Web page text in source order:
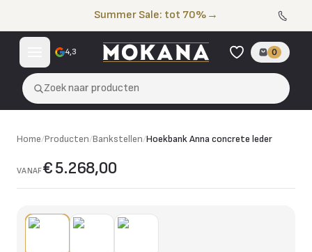
Summer Sale: tot 70% →
4,3 0
Zoek naar producten
Home/Producten/Bankstellen/Hoekbank Anna concrete leder
VANAF€ 5.268,00